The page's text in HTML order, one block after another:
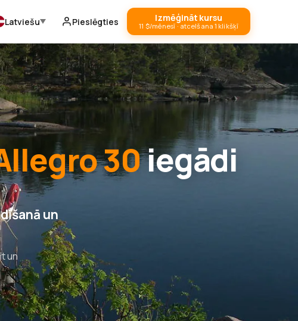
Latviešu Pieslēgties Izmēģināt kursu
11 $/mēnesī · atcelšana 1 klikšķī
30iegādi
un
un